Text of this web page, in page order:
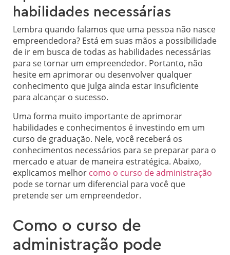
habilidades necessárias
Lembra quando falamos que uma pessoa não nasce
empreendedora? Está em suas mãos a possibilidade
de ir em busca de todas as habilidades necessárias
para se tornar um empreendedor. Portanto, não
hesite em aprimorar ou desenvolver qualquer
conhecimento que julga ainda estar insuficiente
para alcançar o sucesso.
Uma forma muito importante de aprimorar
habilidades e conhecimentos é investindo em um
curso de graduação. Nele, você receberá os
conhecimentos necessários para se preparar para o
mercado e atuar de maneira estratégica. Abaixo,
explicamos melhor como o curso de administração
pode se tornar um diferencial para você que
pretende ser um empreendedor.
Como o curso de
administração pode